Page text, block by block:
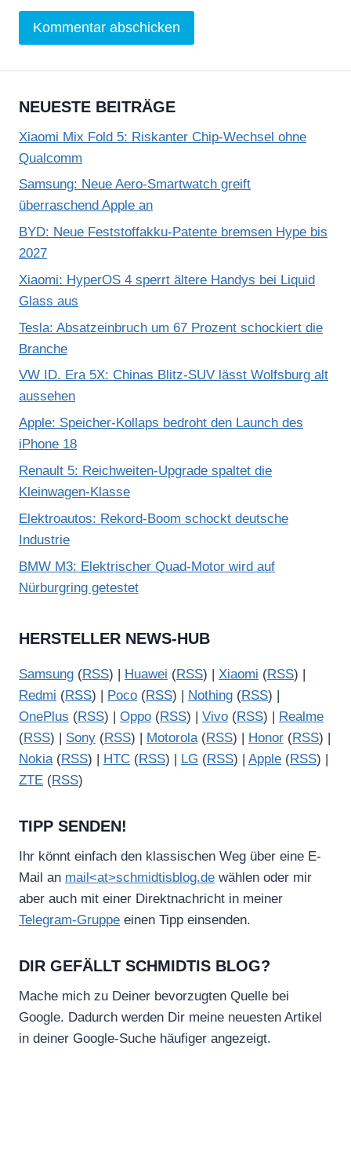
NEUESTE BEITRÄGE
Xiaomi Mix Fold 5: Riskanter Chip-Wechsel ohne
Qualcomm
Samsung: Neue Aero-Smartwatch greift
überraschend Apple an
BYD: Neue Feststoffakku-Patente bremsen Hype bis
2027
Xiaomi: HyperOS 4 sperrt ältere Handys bei Liquid
Glass aus
Tesla: Absatzeinbruch um 67 Prozent schockiert die
Branche
VW ID. Era 5X: Chinas Blitz-SUV lässt Wolfsburg alt
aussehen
Apple: Speicher-Kollaps bedroht den Launch des
iPhone 18
Renault 5: Reichweiten-Upgrade spaltet die
Kleinwagen-Klasse
Elektroautos: Rekord-Boom schockt deutsche
Industrie
BMW M3: Elektrischer Quad-Motor wird auf
Nürburgring getestet
HERSTELLER NEWS-HUB
Samsung (RSS) | Huawei (RSS) | Xiaomi (RSS) |
Redmi (RSS) | Poco (RSS) | Nothing (RSS) |
OnePlus (RSS) | Oppo (RSS) | Vivo (RSS) |
Realme
(RSS) | Sony (RSS) | Motorola(RSS) | Honor (RSS) |
Nokia(RSS) | HTC (RSS) | LG (RSS) | Apple (RSS) |
ZTE (RSS)
TIPP SENDEN!
Ihr könnt einfach den klassischen Weg über eine E-
Mail an mail<at>schmidtisblog.de wählen oder mir
aber auch mit einer Direktnachricht in meiner
Telegram-Gruppe einen Tipp einsenden.
DIR GEFÄLLT SCHMIDTIS BLOG?
Mache mich zu Deiner bevorzugten Quelle bei
Google. Dadurch werden Dir meine neuesten Artikel
in deiner Google-Suche häufiger angezeigt.